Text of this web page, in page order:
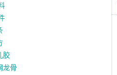
胶
龙骨